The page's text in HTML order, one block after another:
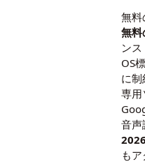
無料
無料
ン
OS
に
専用
音声
も